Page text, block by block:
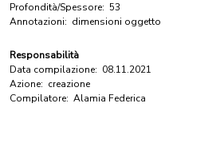
Profondità/Spessore: 53
Annotazioni: dimensioni oggetto
Responsabilità
Data compilazione: 08.11.2021
Azione: creazione
Compilatore: Alamia Federica